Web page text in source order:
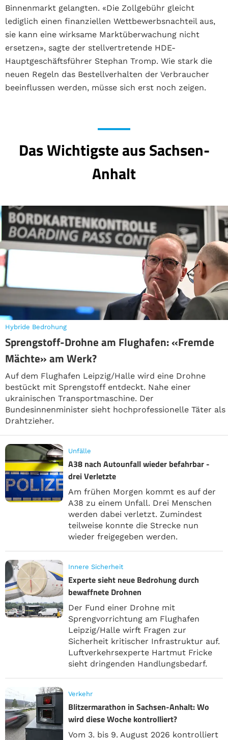
Binnenmarkt gelangten. «Die Zollgebühr gleicht
lediglich einen finanziellen Wettbewerbsnachteil aus,
sie kann eine wirksame Marktüberwachung nicht
ersetzen», sagte der stellvertretende HDE-
Hauptgeschäftsführer Stephan Tromp. Wie stark die
neuen Regeln das Bestellverhalten der Verbraucher
beeinflussen werden, müsse sich erst noch zeigen.
Das Wichtigste aus Sachsen-
Anhalt
Hybride Bedrohung
Sprengstoff-Drohne am Flughafen: «Fremde
Mächte» am Werk?
Auf dem Flughafen Leipzig/Halle wird eine Drohne
bestückt mit Sprengstoff entdeckt. Nahe einer
ukrainischen Transportmaschine. Der
Bundesinnenminister sieht hochprofessionelle Täter als
Drahtzieher.
Unfälle
A38 nach Autounfall wieder befahrbar -
drei Verletzte
Am frühen Morgen kommt es auf der
A38 zu einem Unfall. Drei Menschen
werden dabei verletzt. Zumindest
teilweise konnte die Strecke nun
wieder freigegeben werden.
Innere Sicherheit
Experte sieht neue Bedrohung durch
bewaffnete Drohnen
Der Fund einer Drohne mit
Sprengvorrichtung am Flughafen
Leipzig/Halle wirft Fragen zur
Sicherheit kritischer Infrastruktur auf.
Luftverkehrsexperte Hartmut Fricke
sieht dringenden Handlungsbedarf.
Verkehr
Blitzermarathon in Sachsen-Anhalt: Wo
wird diese Woche kontrolliert?
Vom 3. bis 9. August 2026 kontrolliert